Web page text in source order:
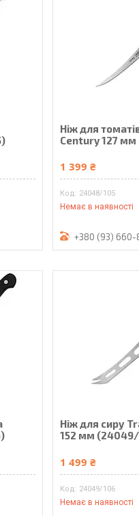
Ніж для
Century 127
1 399 ₴
24048/105
Немає в наявності
+380 (93) 660-
Ніж для сиру
152 мм
1 499 ₴
24049/106
Немає в наявності